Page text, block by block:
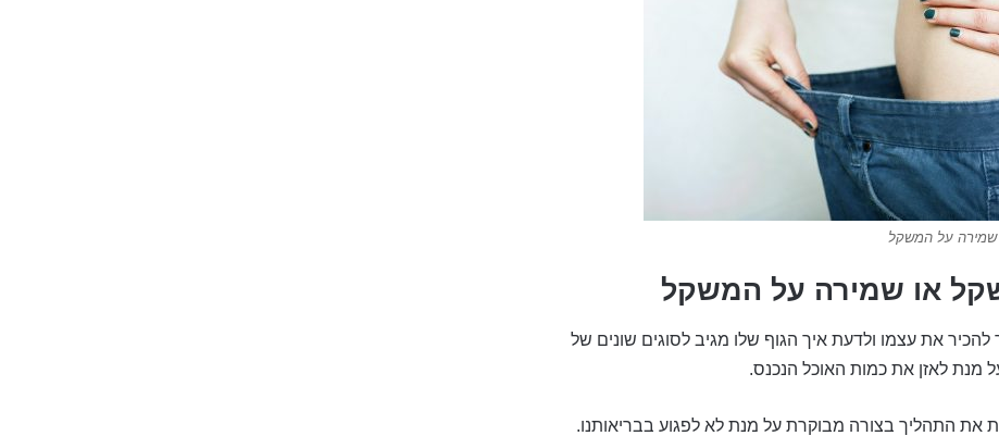
שמירה על המשקל
או שמירה על המשקל
את עצמו ולדעת איך הגוף שלו מגיב לסוגים שונים של
מנת לאזן את כמות האוכל הנכנס.
את התהליך בצורה מבוקרת על מנת לא לפגוע בבריאותנו.